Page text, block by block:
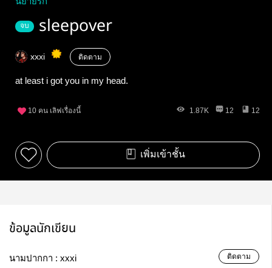
จบ sleepover
xxxi ติดตาม
at least i got you in my head.
10 คน เลิฟเรื่องนี้ 1.87K 12 12
เพิ่มเข้าชั้น
ข้อมูลนักเขียน
นามปากกา : xxxi ติดตาม